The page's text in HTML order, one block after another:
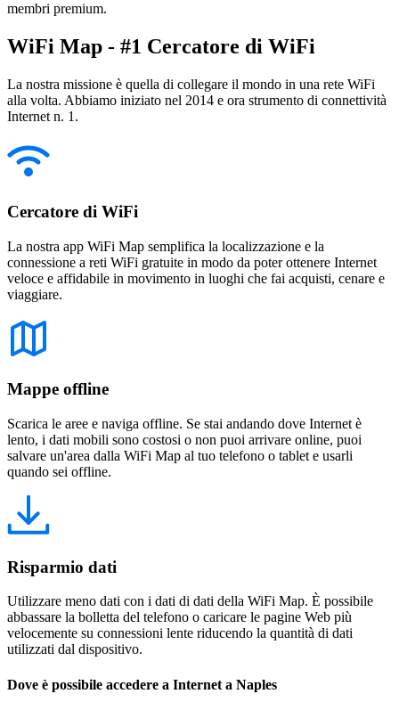
membri premium.
WiFi Map - #1 Cercatore di WiFi
La nostra missione è quella di collegare il mondo in una rete WiFi
alla volta. Abbiamo iniziato nel 2014 e ora strumento di connettività
Internet n. 1.
Cercatore di WiFi
La nostra app WiFi Map semplifica la localizzazione e la
connessione a reti WiFi gratuite in modo da poter ottenere Internet
veloce e affidabile in movimento in luoghi che fai acquisti, cenare e
viaggiare.
Mappe offline
Scarica le aree e naviga offline. Se stai andando dove Internet è
lento, i dati mobili sono costosi o non puoi arrivare online, puoi
salvare un'area dalla WiFi Map al tuo telefono o tablet e usarli
quando sei offline.
Risparmio dati
Utilizzare meno dati con i dati di dati della WiFi Map. È possibile
abbassare la bolletta del telefono o caricare le pagine Web più
velocemente su connessioni lente riducendo la quantità di dati
utilizzati dal dispositivo.
Dove è possibile accedere a Internet a Naples